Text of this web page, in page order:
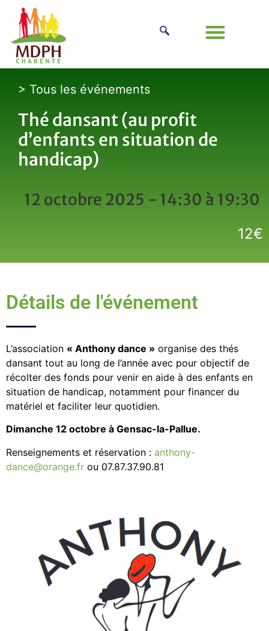
> Tous les événements
Thé dansant (au profit
d’enfants en situation de
handicap)
12 octobre 2025 - 14:30 à 19:30
12€
Détails de l'événement
L’association « Anthony dance » organise des thés
dansant tout au long de l’année avec pour objectif de
récolter des fonds pour venir en aide à des enfants en
situation de handicap, notamment pour financer du
matériel et faciliter leur quotidien.
Dimanche 12 octobre à Gensac-la-Pallue.
Renseignements et réservation : anthony-
dance@orange.fr ou 07.87.37.90.81